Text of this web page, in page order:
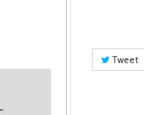
Tweet